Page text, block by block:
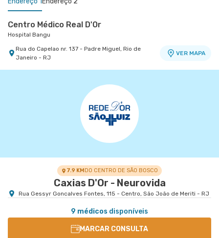
Centro Médico Real D'Or
Hospital Bangu
Rua do Capelao nr. 137 - Padre Miguel, Rio de
Janeiro - RJ
VER MAPA
Centro Médico Oeste D'Or- Unidade Campo Grande
Rua Olinda Ellis nr. 73 - Campo Grande, Rio de
7.9 KMDO CENTRO DE SÃO BOSCO
Caxias D'Or - Neurovida
Rua Gessyr Goncalves Fontes, 115 - Centro, São João de Meriti - RJ
9 médicos disponíveis
MARCAR CONSULTA